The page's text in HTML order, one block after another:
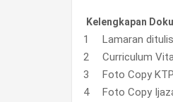
Kelengkapan
Lamaran
Curriculum
Foto Copy KTP
Foto Copy